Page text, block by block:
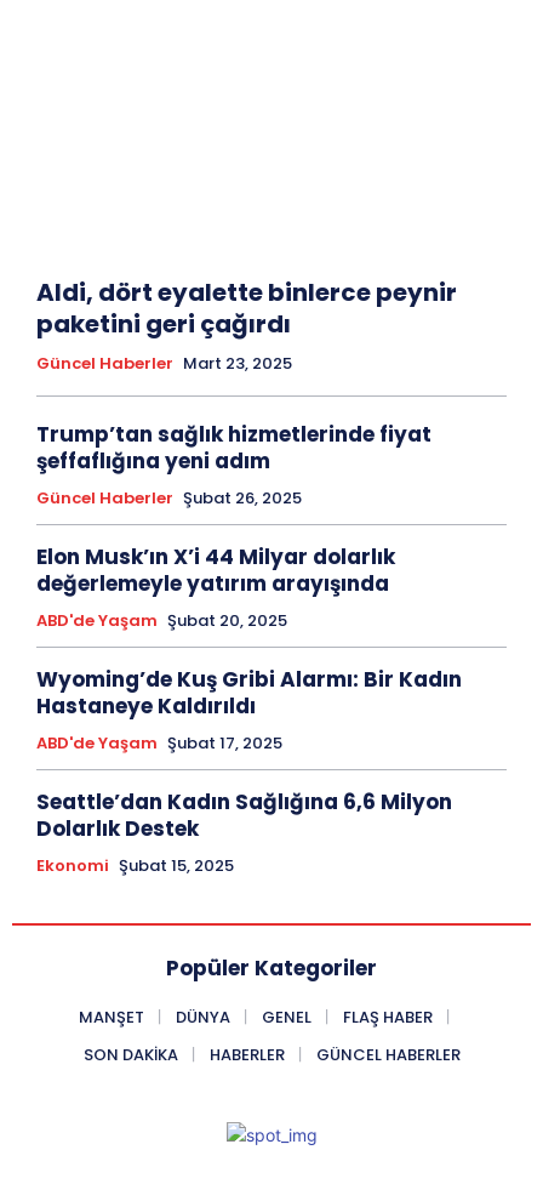
Aldi, dört eyalette binlerce peynir
paketini geri çağırdı
Güncel Haberler Mart 23, 2025
Trump’tan sağlık hizmetlerinde fiyat
şeffaflığına yeni adım
Güncel Haberler Şubat 26, 2025
Elon Musk’ın X’i 44 Milyar dolarlık
değerlemeyle yatırım arayışında
ABD'de Yaşam Şubat 20, 2025
Wyoming’de Kuş Gribi Alarmı: Bir Kadın
Hastaneye Kaldırıldı
ABD'de Yaşam Şubat 17, 2025
Seattle’dan Kadın Sağlığına 6,6 Milyon
Dolarlık Destek
Ekonomi Şubat 15, 2025
Popüler Kategoriler
MANŞET DÜNYA GENEL
FLAŞ HABER
SON DAKIKA
HABERLER GÜNCEL HABERLER